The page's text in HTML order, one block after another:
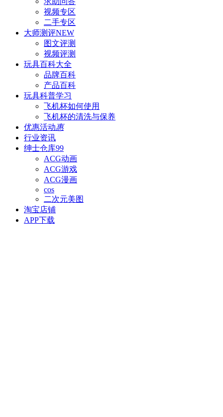
视频专区
二手专区
大师测评NEW
图文评测
视频评测
玩具百科大全
品牌百科
产品百科
玩具科普学习
飞机杯如何使用
飞机杯的清洗与保养
优惠活动惠
行业资讯
绅士仓库99
ACG动画
ACG游戏
ACG漫画
cos
二次元美图
淘宝店铺
APP下载